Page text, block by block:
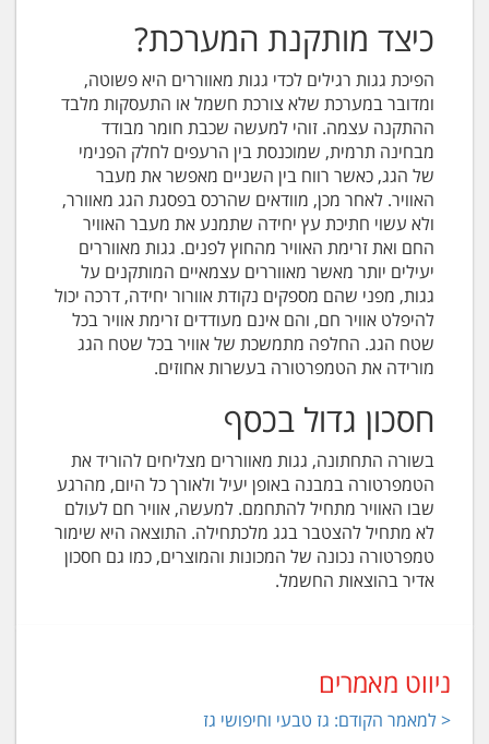
כיצד מותקנת המערכת?
הפיכת גגות רגילים לכדי גגות מאווררים היא פשוטה,
ומדובר במערכת שלא צורכת חשמל או התעסקות מלבד
ההתקנה עצמה. זוהי למעשה שכבת חומר מבודד
מבחינה תרמית, שמוכנסת בין הרעפים לחלק הפנימי
של הגג, כאשר רווח בין השניים מאפשר את מעבר
האוויר. לאחר מכן, מוודאים שהרכס בפסגת הגג מאוורר,
ולא עשוי חתיכת עץ יחידה שתמנע את מעבר האוויר
החם ואת זרימת האוויר מהחוץ לפנים. גגות מאווררים
יעילים יותר מאשר מאווררים עצמאיים המותקנים על
גגות, מפני שהם מספקים נקודת אוורור יחידה, דרכה יכול
להיפלט אוויר חם, והם אינם מעודדים זרימת אוויר בכל
שטח הגג. החלפה מתמשכת של אוויר בכל שטח הגג
מורידה את הטמפרטורה בעשרות אחוזים.
חסכון גדול בכסף
בשורה התחתונה, גגות מאווררים מצליחים להוריד את
הטמפרטורה במבנה באופן יעיל ולאורך כל היום, מהרגע
שבו האוויר מתחיל להתחמם. למעשה, אוויר חם לעולם
לא מתחיל להצטבר בגג מלכתחילה. התוצאה היא שימור
טמפרטורה נכונה של המכונות והמוצרים, כמו גם חסכון
אדיר בהוצאות החשמל.
ניווט מאמרים
< למאמר הקודם: גז טבעי וחיפושי גז